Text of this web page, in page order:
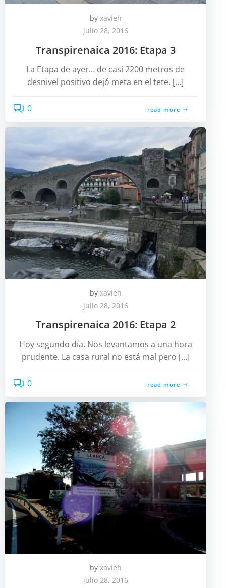
by xavieh
julio 28, 2016
Transpirenaica 2016: Etapa 3
La Etapa de ayer… de casi 2200 metros de
desnivel positivo dejó meta en el tete. […]
0 read more
by xavieh
julio 28, 2016
Transpirenaica 2016: Etapa 2
Hoy segundo día. Nos levantamos a una hora
prudente. La casa rural no está mal pero […]
0 read more
by xavieh
julio 28, 2016